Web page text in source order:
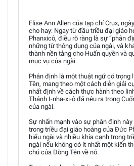
Elise Ann Allen của tạp chí Crux,
cho hay: Ngay từ đầu triều đại giáo
Phanxicô, điều rõ ràng là sự “phân
những từ thông dụng của ngài, và
thành nền tảng cho Huấn quyền và
mục vụ của ngài.
Phân định là một thuật ngữ có trọng
Tên, mang theo một cách diễn giải
nhất định về cách thực hành theo
Thánh I-nha-xi-ô đã nêu ra trong
của ngài.
Sự nhấn mạnh vào sự phân định
trong triều đại giáo hoàng của Đức
hiểu ngài và nhiều khía cạnh trong
ngài nếu không có ít nhất một kiến
chú của Dòng Tên về nó.